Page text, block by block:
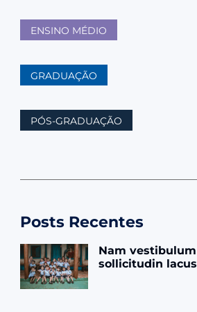
ENSINO MÉDIO
GRADUAÇÃO
PÓS-GRADUAÇÃO
Posts Recentes
Nam vestibulum
sollicitudin lacus